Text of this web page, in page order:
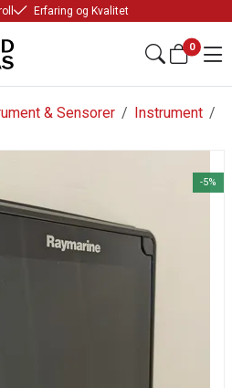
Erfaring og Kvalitet
0
/
& Sensorer /
Instrument
-5%